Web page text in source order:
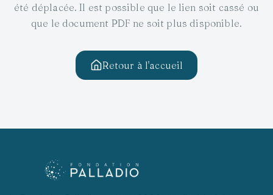
été déplacée. Il est possible que le lien soit cassé ou
que le document PDF ne soit plus disponible.
Retour à l'accueil